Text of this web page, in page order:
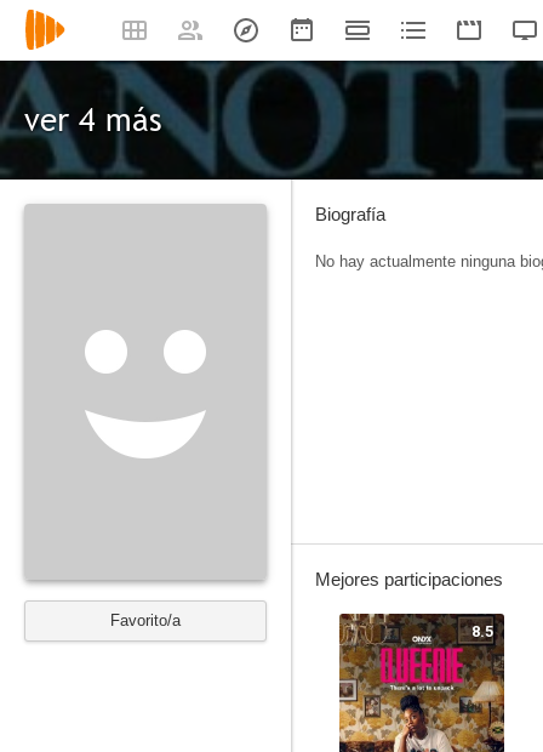
ver 4 más
Favorito/a
Biografía
No hay actualmente ninguna
Mejores participaciones
8.5